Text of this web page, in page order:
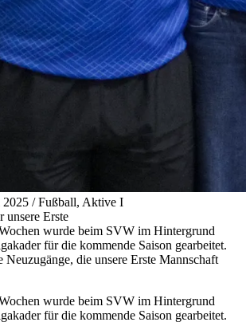
2025 /Fußball, Aktive I
unsere Erste
wurde beim SVW im Hintergrund
für die kommende Saison gearbeitet.
Neuzugänge, die unsere Erste Mannschaft
wurde beim SVW im Hintergrund
für die kommende Saison gearbeitet.